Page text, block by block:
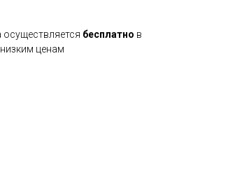
осуществляется бесплатно в
ценам